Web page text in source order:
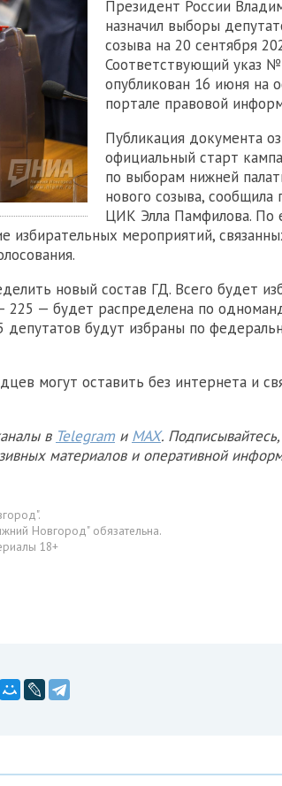
Президент России
назначил выборы
созыва на 20 сентября
Соответствующий указ
опубликован 16 июня на
портале правовой
Публикация документа
официальный старт
по выборам нижней
нового созыва, сообщила
ЦИК Элла Памфилова. По
избирательных мероприятий,
новый состав ГД. Всего будет
225 — будет распределена по
депутатов будут избраны по
могут оставить без интернета и
в Telegram и MAX.
материалов и оперативной
Новгород" обязательна.
18+